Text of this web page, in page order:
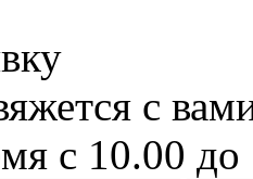
с
с 10.00